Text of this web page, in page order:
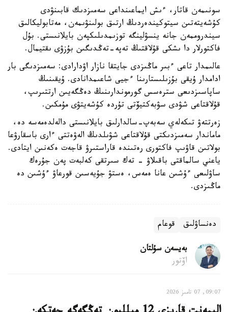
سونىمەن قاتار، ءىش ايماعىنداعى سەمىزدىك قابىنۋدى
كۇشەيتەتىن سيتوكيندەردىڭ ارتىق بولىنۋىمەن، مەتابوليكالىق
سيندروممەن جانە ينسۋلينگە توزىمدىلىكپەن بايلانىستى. بۇل
فاكتورلار دا ىشكى قۇلاقتىڭ تەپە-تەڭدىگىن بۇزۋى ىقتيمال.
عالىمدار تاعى ءبىر ماڭىزدى جايتقا نازار اۋدارادى: سەمىزدىگى بار
ادامدار ۇيقى بۇزىلىستارىنا ءجيى شاعىمدانادى. ۇيقىنىڭ
ساپاسىزدىعى سترەسس گورموندارىنىڭ دەڭگەيىن ارتتىرىپ،
قۇلاقتاعى شۋدى سۋبەكتيۆتى تۇردە كۇشەيتۋى مۇمكىن.
زەرتتەۋ تىكەلەي سەبەپ-سالدارلىق بايلانىستى دالەلدەمەسە دە،
ماماندار سەمىزدىكتى قۇلاقتاعى شۋىلدىڭ الەۋەتتى ءارى باسقارۋعا
بولاتىن قاۋىپ فاكتورى رەتىندە قاراستىرۋ قاجەت ەكەنىن ايتادى.
ياعني سالماقتى باقىلاۋ - تەك سىرتقى كەلبەت پەن جۇرەك
ساۋلىعى ءۇشىن عانا ەمەس، ەستۋ جۇيەسىن قورعاۋ ءۇشىن دە
ماڭىزدى.
دەنساۋلىق قوعام
بەيسەن سۇلتان
اۆتور
09:07, 07 تامىز 2026